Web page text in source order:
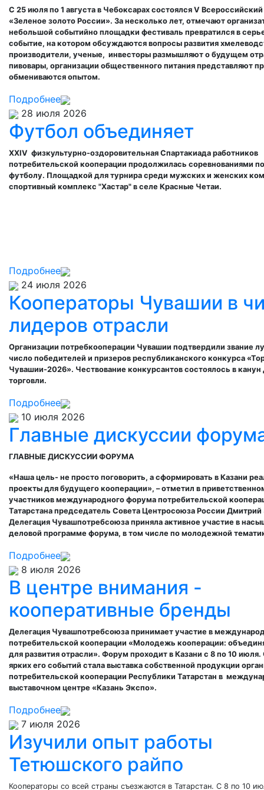
С 25 июля по 1 августа в Чебоксарах состоялся V
«Зеленое золото России». За несколько лет, отмечают
небольшой событийно площадки фестиваль превратился в
событие, на котором обсуждаются вопросы развития
производители, ученые, инвесторы размышляют о будущем
пивовары, организации общественного питания представляют
обмениваются опытом.
Подробнее
28 июля 2026
Футбол объединяет
XXIV физкультурно-оздоровительная Спартакиада работников
потребительской кооперации продолжилась соревнованиями
футболу. Площадкой для турнира среди мужских и женских
спортивный комплекс "Хастар" в селе Красные Четаи.
Подробнее
24 июля 2026
Кооператоры Чувашии в
лидеров отрасли
Организации потребкооперации Чувашии подтвердили звание
число победителей и призеров республиканского конкурса
Чувашии-2026». Чествование конкурсантов состоялось в канун
торговли.
Подробнее
10 июля 2026
Главные дискуссии
ГЛАВНЫЕ ДИСКУССИИ ФОРУМА
«Наша цель- не просто поговорить, а сформировать в Казани
проекты для будущего кооперации», – отметил в
участников международного форума потребительской
Татарстана председатель Совета Центросоюза России Дмитрий
Делегация Чувашпотребсоюза приняла активное участие в
деловой программе форума, в том числе по молодежной
Подробнее
8 июля 2026
В центре внимания -
кооперативные бренды
Делегация Чувашпотребсоюза принимает участие в
потребительской кооперации «Молодежь кооперации:
для развития отрасли». Форум проходит в Казани с 8 по 10
ярких его событий стала выставка собственной продукции
потребительской кооперации Республики Татарстан в м
выставочном центре «Казань Экспо».
Подробнее
7 июля 2026
Изучили опыт работы
Тетюшского райпо
Кооператоры со всей страны съезжаются в Татарстан. С 8 по 10